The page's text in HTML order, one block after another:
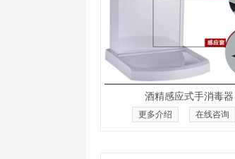
酒精感应式手消毒器
更多介绍 在线咨询